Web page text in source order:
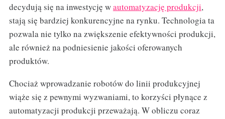
decydują się na inwestycję wautomatyzację produkcji,
stają się bardziej konkurencyjne na rynku. Technologia ta
pozwala nie tylko na zwiększenie efektywności produkcji,
ale również na podniesienie jakości oferowanych
produktów.
Chociaż wprowadzanie robotów do linii produkcyjnej
wiąże się z pewnymi wyzwaniami, to korzyści płynące z
automatyzacji produkcji przeważają. W obliczu coraz